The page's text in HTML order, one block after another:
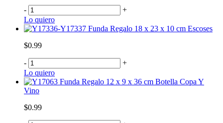
-
+
Lo quiero
Funda Regalo 18 x 23 x 10 cm Escoses
$0.99
-
+
Lo quiero
Funda Regalo 12 x 9 x 36 cm Botella Copa Y
Vino
$0.99